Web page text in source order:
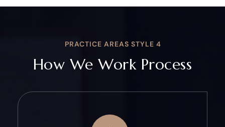
PRACTICE AREAS STYLE 4
How We Work Process